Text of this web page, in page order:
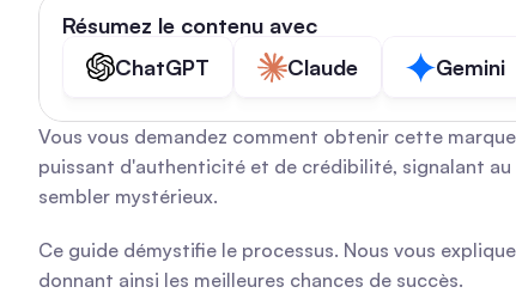
Résumez le contenu avec
ChatGPT
Claude Gemini
Vous vous demandez comment obtenir cette
puissant d'authenticité et de crédibilité, signalant
sembler mystérieux.
Ce guide démystifie le processus. Nous vous
donnant ainsi les meilleures chances de succès.